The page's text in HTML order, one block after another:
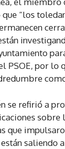
“los
PSOE, por lo
se refirió a
sobre
que
saliendo